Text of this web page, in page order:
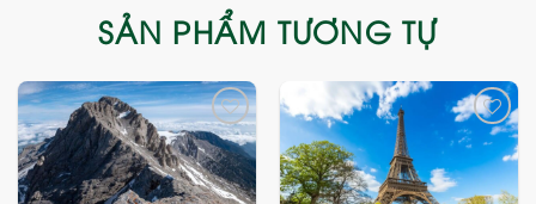
SẢN PHẨM TƯƠNG TỰ
Add
to
wishlist
Add
to
wishlist